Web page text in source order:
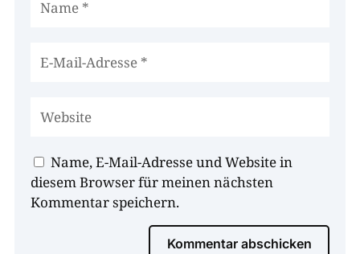
Name, E-Mail-Adresse und Website in
diesem Browser für meinen nächsten
Kommentar speichern.
Kommentar abschicken